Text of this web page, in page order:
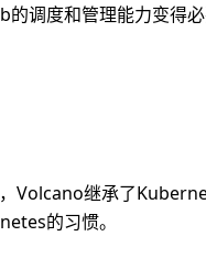
调度和管理能力变得
Volcano继承了
的习惯。